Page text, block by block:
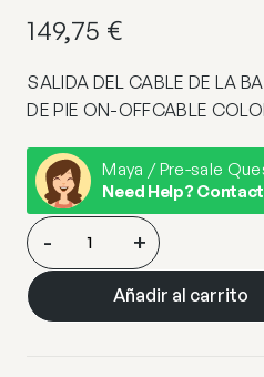
149,75 €
SALIDA DEL CABLE DE LA
DE PIE ON-OFFCABLE
Maya / Pre-sale
Need Help?
PIE
SALON
BOND
CUERO
- +
Añadir al carrito